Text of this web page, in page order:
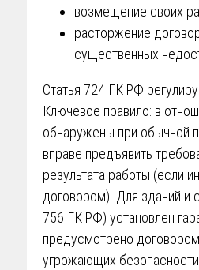
возмещение своих
расторжение
существенных
Статья 724 ГК РФ
Ключевое правило: в
обнаружены при обычной
вправе предъявить
результата работы (если
договором). Для зданий и
756 ГК РФ) установлен
предусмотрено
угрожающих